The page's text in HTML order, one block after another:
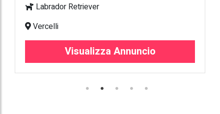
Labrador Retriever
Vercelli
Visualizza Annuncio